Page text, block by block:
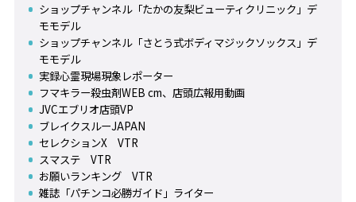
ショップチャンネル「たかの友梨ビューティクリニック」デ
モモデル
ショップチャンネル「さとう式ボディマジックソックス」デ
モモデル
実録心霊現場現象レポーター
フマキラー殺虫剤WEB cm、店頭広報用動画
JVCエブリオ店頭VP
ブレイクスルーJAPAN
セレクションX VTR
スマステ VTR
お願いランキング VTR
雑誌「パチンコ必勝ガイド」ライター